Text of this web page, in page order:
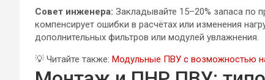
Совет инженера: Закладывайте 15–20% запаса по
компенсирует ошибки в расчётах или изменения
дополнительных фильтров или модулей увлажнения.
💡 Читайте также: Модульные ПВУ с возможностью